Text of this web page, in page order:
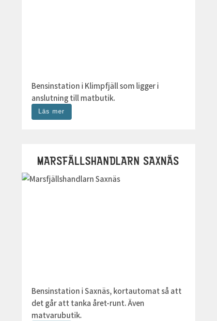
Bensinstation i Klimpfjäll som ligger i
anslutning till matbutik.
Läs mer
MARSFÄLLSHANDLARN SAXNÄS
Bensinstation i Saxnäs, kortautomat så att
det går att tanka året-runt. Även
matvarubutik.